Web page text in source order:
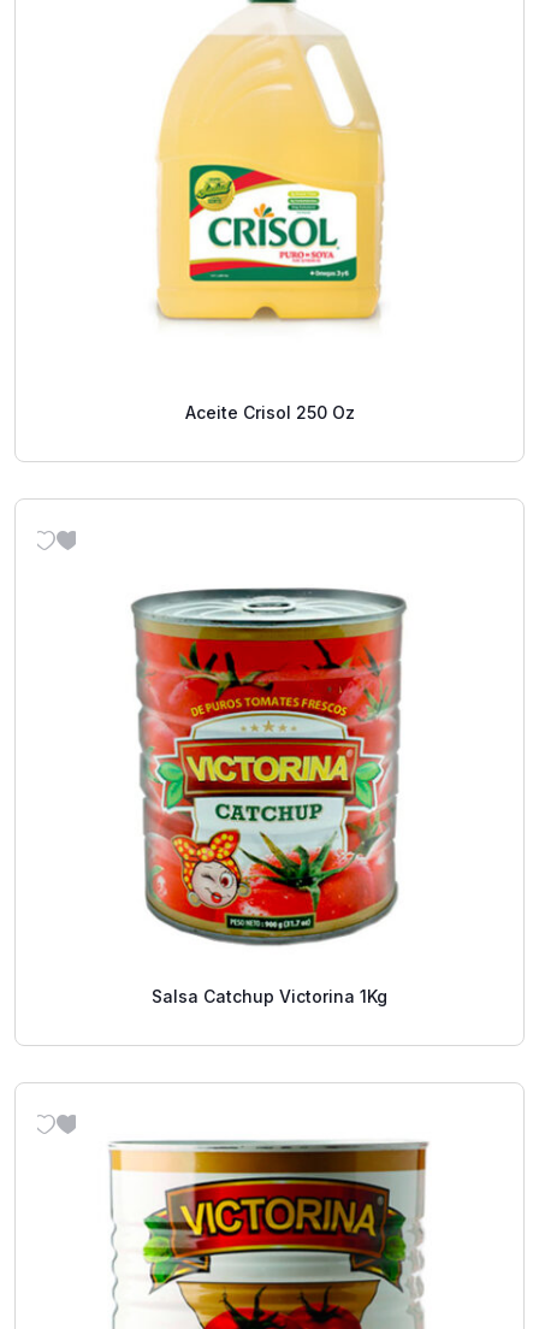
Aceite Crisol 250 Oz
Salsa Catchup Victorina 1Kg